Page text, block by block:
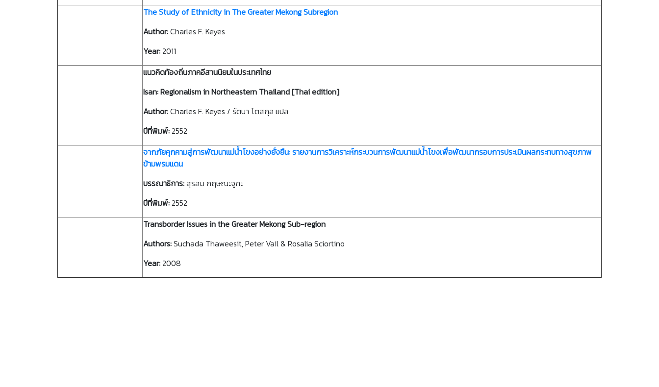
The Study of Ethnicity in The Greater Mekong Subregion
Author:Charles F. Keyes
Year: 2011
แนวคิดท้องถิ่นภาคอีสานนิยมในประเทศไทย
Isan: Regionalism in Northeastern Thailand [Thai edition]
Author:Charles F. Keyes / รัตนา โตสกุล แปล
ปีที่พิมพ์: 2552
จากภัยคุกคามสู่การพัฒนาแม่น้ำโขงอย่างยั่งยืน: รายงานการวิเคราะห์กระบวนการพัฒนาแม่น้ำโขงเพื่อพัฒนากรอบการประเมินผลกระทบทางสุขภาพ
ข้ามพรมแดน
บรรณาธิการ:สุรสม กฤษณะจูฑะ
ปีที่พิมพ์: 2552
Transborder Issues in the Greater Mekong Sub-region
Authors:Suchada Thaweesit, Peter Vail & Rosalia Sciortino
Year: 2008